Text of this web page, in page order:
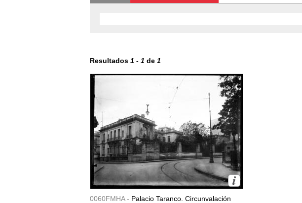
Resultados 1 - 1 de 1
0060FMHA - Palacio Taranco. Circunvalación